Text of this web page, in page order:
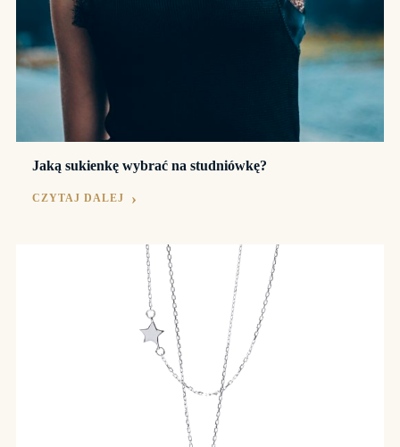
Jaką sukienkę wybrać na studniówkę?
CZYTAJ DALEJ